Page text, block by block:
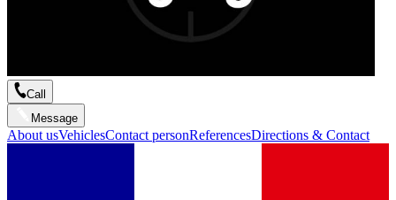
Call
Message
About usVehiclesContact personReferencesDirections & Contact